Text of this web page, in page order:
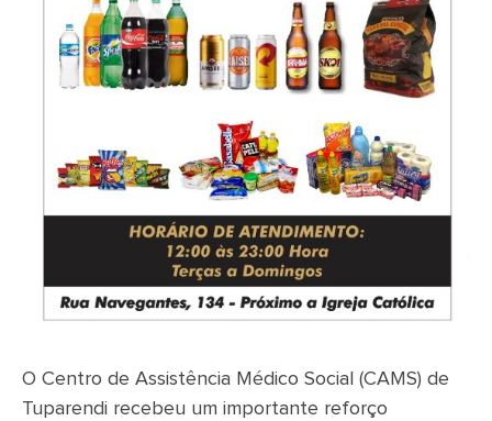
O Centro de Assistência Médico Social (CAMS) de
Tuparendi recebeu um importante reforço